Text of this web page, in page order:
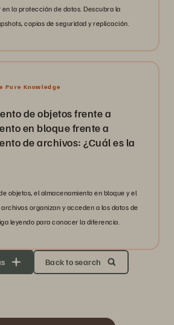
la protección de datos. Descubra la
copias de seguridad y replicación.
Pure Knowledge
de objetos frente a
en bloque frente a
de archivos: ¿Cuál es la
objetos, el almacenamiento en bloque y el
organizan y acceden a los datos de
leyendo para conocer la diferencia.
Back to search